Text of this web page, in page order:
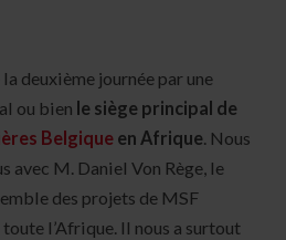
deuxième journée par une
ou bien le siège principal de
Belgique en Afrique. Nous
avec M. Daniel Von Rège, le
des projets de MSF
l’Afrique. Il nous a surtout